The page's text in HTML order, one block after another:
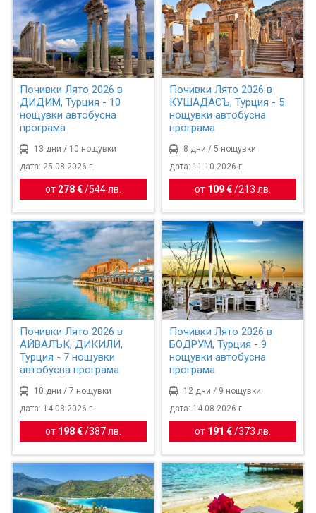
Почивки Лято 2026 в
ДИДИМ, Турция - 10
нощувки автобусна
програма
13 дни / 10 нощувки
дата: 25.08.2026 г.
от 278 € /544 лв.
Почивки Лято 2026 в
КУШАДАСЪ, Турция - 5
нощувки автобусна
програма
8 дни / 5 нощувки
дата: 11.10.2026 г.
от 109 €/213 лв.
Почивки Лято 2026 в
АЙВАЛЪК, ДИКИЛИ,
Турция - 7 нощувки
автобусна програма
10 дни / 7 нощувки
дата: 14.08.2026 г.
от 198 € /387 лв.
Почивки Лято 2026 в
БОДРУМ, Турция - 9
нощувки автобусна
програма
12 дни / 9 нощувки
дата: 14.08.2026 г.
от 191 €/373 лв.